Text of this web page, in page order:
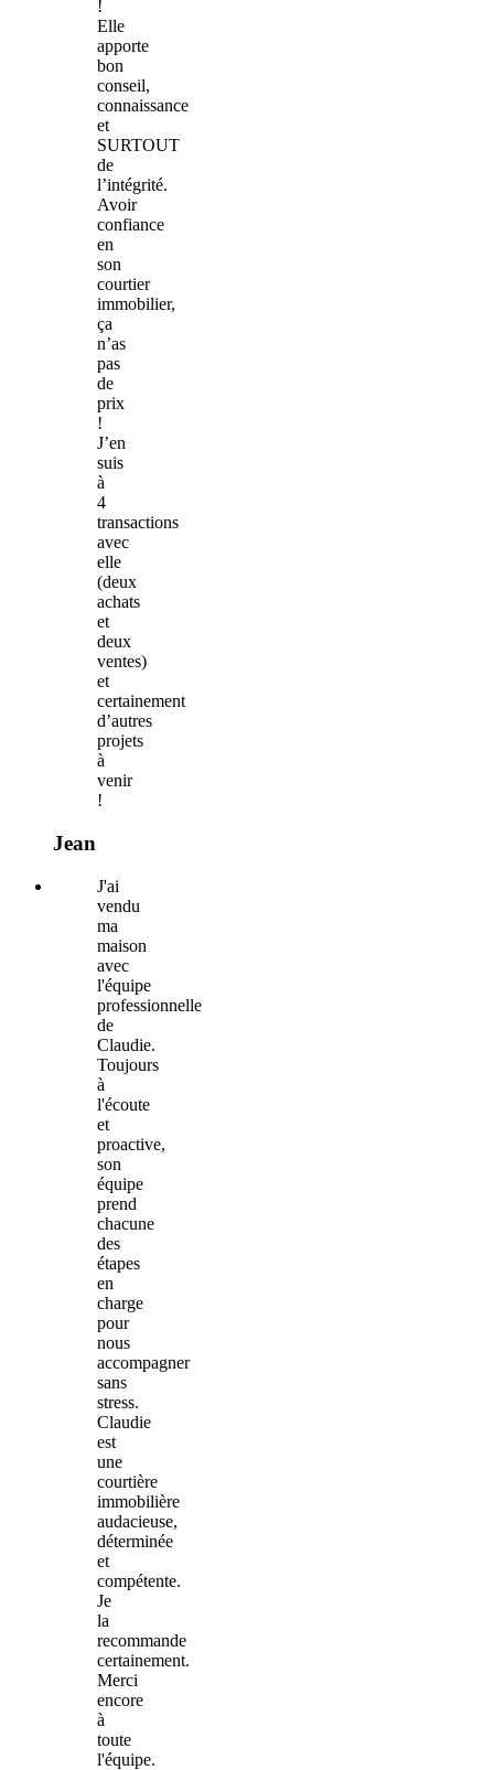
!
Elle
apporte
bon
conseil,
connaissance
et
SURTOUT
de
l’intégrité.
Avoir
confiance
en
son
courtier
immobilier,
ça
n’as
pas
de
prix
!
J’en
suis
à
4
transactions
avec
elle
(deux
achats
et
deux
ventes)
et
certainement
d’autres
projets
à
venir
!
Jean
J'ai
vendu
ma
maison
avec
l'équipe
professionnelle
de
Claudie.
Toujours
à
l'écoute
et
proactive,
son
équipe
prend
chacune
des
étapes
en
charge
pour
nous
accompagner
sans
stress.
Claudie
est
une
courtière
immobilière
audacieuse,
déterminée
et
compétente.
Je
la
recommande
certainement.
Merci
encore
à
toute
l'équipe.